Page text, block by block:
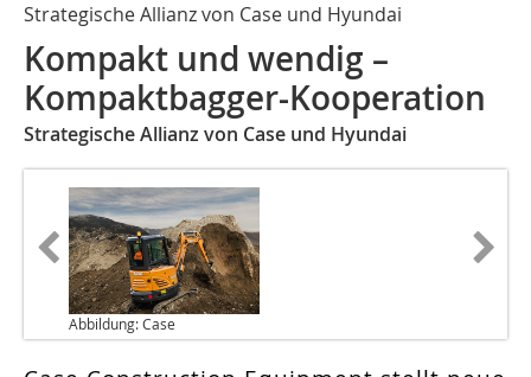
Strategische Allianz von Case und Hyundai
Kompakt und wendig –
Kompaktbagger-Kooperation
Strategische Allianz von Case und Hyundai
Abbildung: Case